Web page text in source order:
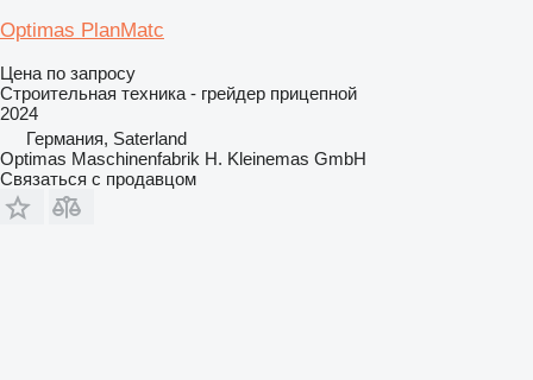
Optimas PlanMatc
Цена по запросу
Строительная техника - грейдер прицепной
2024
Германия, Saterland
Optimas Maschinenfabrik H. Kleinemas GmbH
Связаться с продавцом